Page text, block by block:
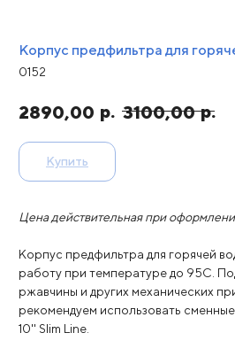
Корпус предфильтра для
0152
2890,00 р. 3100,00 р.
Купить
Цена действительная при
Корпус предфильтра для горячей
работу при температуре до 95С.
ржавчины и других механических
рекомендуем использовать
10'' Slim Line.